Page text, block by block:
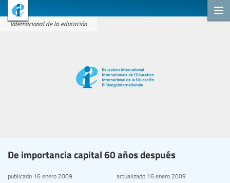
Internacional de la educación
De importancia capital 60 años después
publicado 16 enero 2009 actualizado16 enero 2009